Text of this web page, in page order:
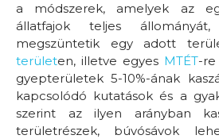
a módszerek, amelyek az
állatfajok teljes
megszüntetik egy adott
területen, illetve egyes MTÉT-re
gyepterületek 5-10%-ának
kapcsolódó kutatások és a
szerint az ilyen arányban
területrészek, búvósávok